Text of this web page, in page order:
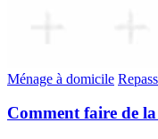
Ménage à domicile
Comment faire de la